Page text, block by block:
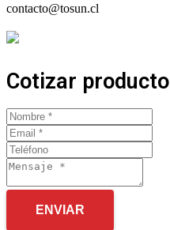
contacto@tosun.cl
Cotizar producto
ENVIAR